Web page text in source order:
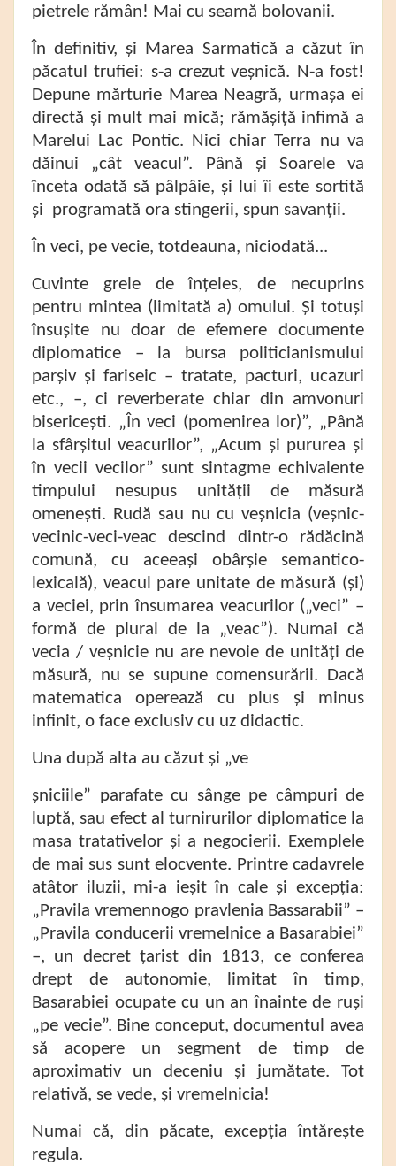
pietrele rămân! Mai cu seamă bolovanii.
În definitiv, și Marea Sarmatică a căzut în
păcatul trufiei: s-a crezut veșnică. N-a fost!
Depune mărturie Marea Neagră, urmașa ei
directă și mult mai mică; rămășiță infimă a
Marelui Lac Pontic. Nici chiar Terra nu va
dăinui „cât veacul”. Până și Soarele va
înceta odată să pâlpâie, și lui îi este sortită
și programată ora stingerii, spun savanții.
În veci, pe vecie, totdeauna, niciodată...
Cuvinte grele de înțeles, de necuprins
pentru mintea (limitată a) omului. Și totuși
însușite nu doar de efemere documente
diplomatice – la bursa politicianismului
parșiv și fariseic – tratate, pacturi, ucazuri
etc., –, ci reverberate chiar din amvonuri
bisericești. „În veci (pomenirea lor)”, „Până
la sfârșitul veacurilor”, „Acum și pururea și
în vecii vecilor” sunt sintagme echivalente
timpului nesupus unității de măsură
omenești. Rudă sau nu cu veșnicia (veșnic-
vecinic-veci-veac descind dintr-o rădăcină
comună, cu aceeași obârșie semantico-
lexicală), veacul pare unitate de măsură (și)
a veciei, prin însumarea veacurilor („veci” –
formă de plural de la „veac”). Numai că
vecia / veșnicie nu are nevoie de unități de
măsură, nu se supune comensurării. Dacă
matematica operează cu plus și minus
infinit, o face exclusiv cu uz didactic.
Una după alta au căzut și „ve
șniciile” parafate cu sânge pe câmpuri de
luptă, sau efect al turnirurilor diplomatice la
masa tratativelor și a negocierii. Exemplele
de mai sus sunt elocvente. Printre cadavrele
atâtor iluzii, mi-a ieșit în cale și excepția:
„Pravila vremennogo pravlenia Bassarabii” –
„Pravila conducerii vremelnice a Basarabiei”
–, un decret țarist din 1813, ce conferea
drept de autonomie, limitat în timp,
Basarabiei ocupate cu un an înainte de ruși
„pe vecie”. Bine conceput, documentul avea
să acopere un segment de timp de
aproximativ un deceniu și jumătate. Tot
relativă, se vede, și vremelnicia!
Numai că, din păcate, excepția întărește
regula.